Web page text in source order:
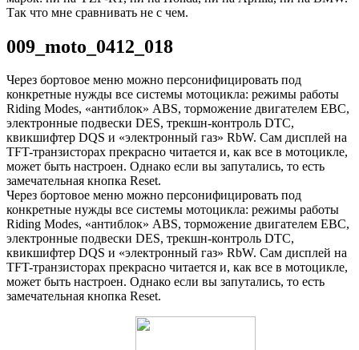
Так что мне сравнивать не с чем.
009_moto_0412_018
Через бортовое меню можно персонифицировать под
конкретные нужды все системы мотоцикла: режимы работы
Riding Modes, «антиблок» ABS, торможение двигателем EBC,
электронные подвески DES, трекшн-контроль DTC,
квикшифтер DQS и «электронный газ» RbW. Сам дисплей на
TFT-транзисторах прекрасно читается и, как все в мотоцикле,
может быть настроен. Однако если вы запутались, то есть
замечательная кнопка Reset.
Через бортовое меню можно персонифицировать под
конкретные нужды все системы мотоцикла: режимы работы
Riding Modes, «антиблок» ABS, торможение двигателем EBC,
электронные подвески DES, трекшн-контроль DTC,
квикшифтер DQS и «электронный газ» RbW. Сам дисплей на
TFT-транзисторах прекрасно читается и, как все в мотоцикле,
может быть настроен. Однако если вы запутались, то есть
замечательная кнопка Reset.